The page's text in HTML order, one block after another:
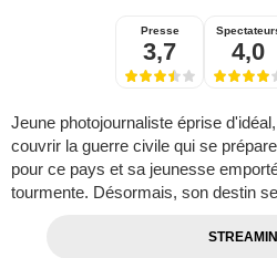
Presse
3,7 4,0
Jeune photojournaliste éprise
couvrir la guerre civile qui se
pour ce pays et sa jeunesse
tourmente. Désormais, son destin